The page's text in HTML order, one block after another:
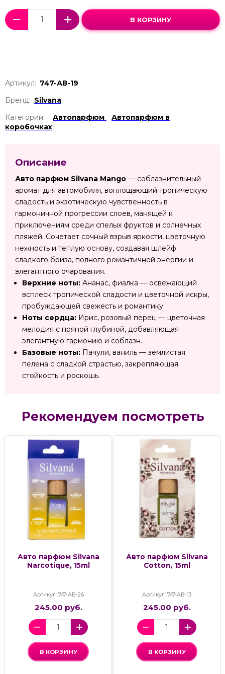
В КОРЗИНУ
Артикул: 747-АВ-19
Бренд: Silvana
Категории:
Автопарфюм
Автопарфюм в
коробочках
Описание
Авто парфюм Silvana Mango — соблазнительный
аромат для автомобиля, воплощающий тропическую
сладость и экзотическую чувственность в
гармоничной прогрессии слоев, манящей к
приключениям среди спелых фруктов и солнечных
пляжей. Сочетает сочный взрыв яркости, цветочную
нежность и теплую основу, создавая шлейф
сладкого бриза, полного романтичной энергии и
элегантного очарования.
Верхние ноты: Ананас, фиалка — освежающий
всплеск тропической сладости и цветочной искры,
пробуждающей свежесть и романтику.
Ноты сердца: Ирис, розовый перец — цветочная
мелодия с пряной глубиной, добавляющая
элегантную гармонию и соблазн.
Базовые ноты: Пачули, ваниль — землистая
пелена с сладкой страстью, закрепляющая
стойкость и роскошь.
Рекомендуем посмотреть
Авто парфюм Silvana
Narcotique, 15ml
Артикул: 747-АВ-26
245.00 руб.
В КОРЗИНУ
Авто парфюм Silvana
Cotton, 15ml
Артикул: 747-АВ-13
245.00 руб.
В КОРЗИНУ